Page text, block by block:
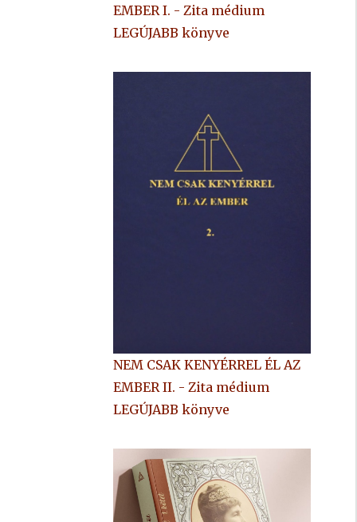
EMBER I. - Zita médium
LEGÚJABB könyve
NEM CSAK KENYÉRREL ÉL AZ
EMBER II. - Zita médium
LEGÚJABB könyve